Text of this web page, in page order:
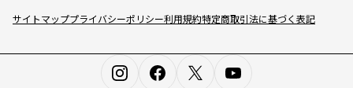
サイトマッププライバシーポリシー利用規約特定商取引法に基づく表記